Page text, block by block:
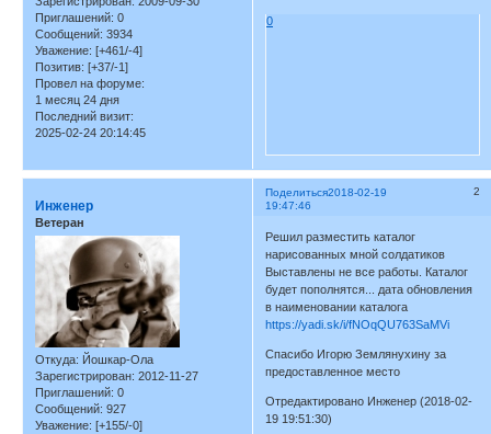
Приглашений: 0
Сообщений: 3934
Уважение: [+461/-4]
Позитив: [+37/-1]
Провел на форуме:
1 месяц 24 дня
Последний визит:
2025-02-24 20:14:45
0
Поделиться 2
2018-02-19
19:47:46
Инженер
Ветеран
Откуда: Йошкар-Ола
Зарегистрирован: 2012-11-27
Приглашений: 0
Сообщений: 927
Уважение: [+155/-0]
Решил разместить каталог
нарисованных мной солдатиков
Выставлены не все работы. Каталог
будет пополнятся... дата обновления
в наименовании каталога
https://yadi.sk/i/fNOqQU763SaMVi
Спасибо Игорю Землянухину за
предоставленное место
Отредактировано Инженер (2018-02-
19 19:51:30)